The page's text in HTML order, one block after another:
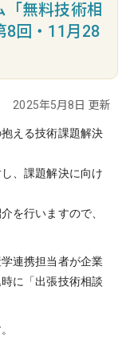
無料技術相
8回・11月28
2025年5月8日 更新
える技術課題解決
、課題解決に向け
を行いますので、
連携担当者が企業
に「出張技術相談